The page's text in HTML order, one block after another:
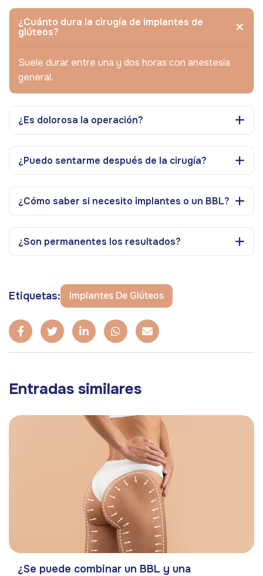
¿Cuánto dura la cirugía de implantes de
glúteos?
Suele durar entre una y dos horas con anestesia
general.
¿Es dolorosa la operación?
¿Puedo sentarme después de la cirugía?
¿Cómo saber si necesito implantes o un BBL?
¿Son permanentes los resultados?
Etiquetas: Implantes De Glúteos
Entradas similares
¿Se puede combinar un BBL y una